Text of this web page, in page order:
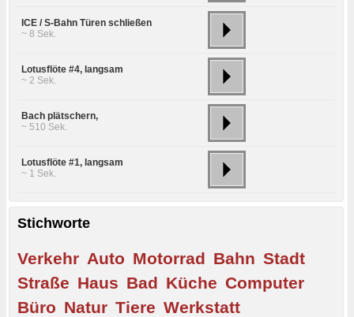
ICE / S-Bahn Türen schließen
~ 8 Sek.
Lotusflöte #4, langsam
~ 2 Sek.
Bach plätschern,
~ 510 Sek.
Lotusflöte #1, langsam
~ 1 Sek.
Stichworte
Verkehr Auto Motorrad Bahn Stadt
Straße Haus Bad Küche Computer
Büro Natur Tiere Werkstatt